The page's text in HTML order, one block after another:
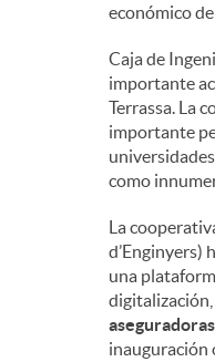
económico
Caja de
importante
Terrassa. La
importante
como
La
d’Enginyers)
una
digitalización,
inauguración